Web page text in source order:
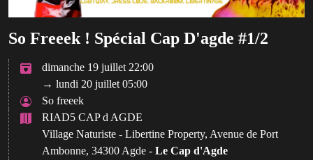
So Freeek ! Spécial Cap D'agde #1/2
dimanche 19 juillet 22:00
→ lundi 20 juillet 05:00
So freeek
RIAD5 CAP d AGDE
Village Naturiste - Libertine Property, Avenue de Port
Ambonne, 34300 Agde - Le Cap d'Agde